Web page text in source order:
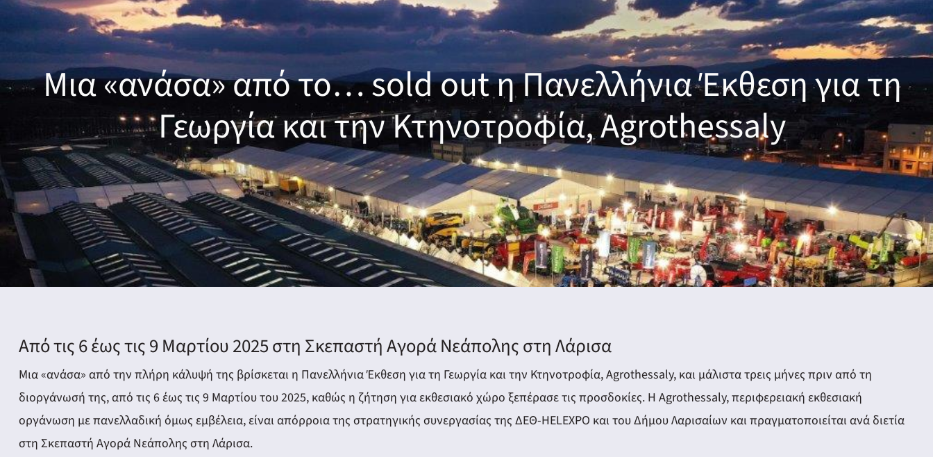
Μια «ανάσα» από το… sold out η Πανελλήνια Έκθεση για τη
Γεωργία και την Κτηνοτροφία, Agrothessaly
Από τις 6 έως τις 9 Μαρτίου 2025 στη Σκεπαστή Αγορά Νεάπολης στη Λάρισα
Μια «ανάσα» από την πλήρη κάλυψή της βρίσκεται η Πανελλήνια Έκθεση για τη Γεωργία και την Κτηνοτροφία, Agrothessaly, και μάλιστα τρεις μήνες πριν από τη
διοργάνωσή της, από τις 6 έως τις 9 Μαρτίου του 2025, καθώς η ζήτηση για εκθεσιακό χώρο ξεπέρασε τις προσδοκίες. Η Agrothessaly, περιφερειακή εκθεσιακή
οργάνωση με πανελλαδική όμως εμβέλεια, είναι απόρροια της στρατηγικής συνεργασίας της ΔΕΘ-HELEXPO και του Δήμου Λαρισαίων και πραγματοποιείται ανά διετία
στη Σκεπαστή Αγορά Νεάπολης στη Λάρισα.